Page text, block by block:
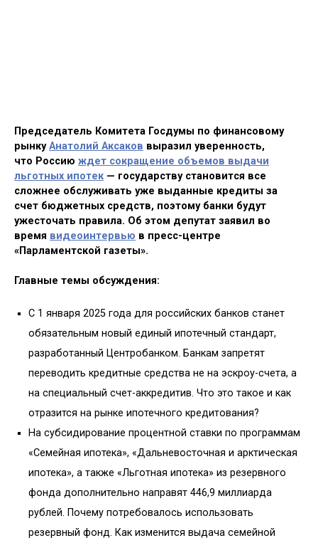
Председатель Комитета Госдумы по финансовому
рынкуАнатолий Аксаков выразил уверенность,
что Россию ждет сокращение объемов выдачи
льготных ипотек — государству становится все
сложнее обслуживать уже выданные кредиты за
счет бюджетных средств, поэтому банки будут
ужесточать правила. Об этом депутат заявил во
время видеоинтервью в пресс-центре
«Парламентской газеты».
Главные темы обсуждения:
С 1 января 2025 года для российских банков станет
обязательным новый единый ипотечный стандарт,
разработанный Центробанком. Банкам запретят
переводить кредитные средства не на эскроу-счета, а
на специальный счет-аккредитив. Что это такое и как
отразится на рынке ипотечного кредитования?
На субсидирование процентной ставки по программам
«Семейная ипотека», «Дальневосточная и арктическая
ипотека», а также «Льготная ипотека» из резервного
фонда дополнительно направят 446,9 миллиарда
рублей. Почему потребовалось использовать
резервный фонд. Как изменится выдача семейной